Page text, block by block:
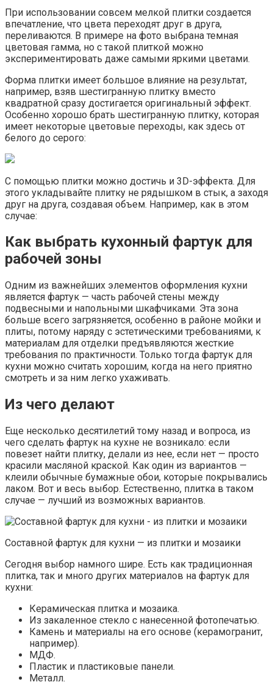
При использовании совсем мелкой плитки создается
впечатление, что цвета переходят друг в друга,
переливаются. В примере на фото выбрана темная
цветовая гамма, но с такой плиткой можно
экспериментировать даже самыми яркими цветами.
Форма плитки имеет большое влияние на результат,
например, взяв шестигранную плитку вместо
квадратной сразу достигается оригинальный эффект.
Особенно хорошо брать шестигранную плитку, которая
имеет некоторые цветовые переходы, как здесь от
белого до серого:
С помощью плитки можно достичь и 3D-эффекта. Для
этого укладывайте плитку не рядышком в стык, а заходя
друг на друга, создавая объем. Например, как в этом
случае:
Как выбрать кухонный фартук для
рабочей зоны
Одним из важнейших элементов оформления кухни
является фартук — часть рабочей стены между
подвесными и напольными шкафчиками. Эта зона
больше всего загрязняется, особенно в районе мойки и
плиты, потому наряду с эстетическими требованиями, к
материалам для отделки предъявляются жесткие
требования по практичности. Только тогда фартук для
кухни можно считать хорошим, когда на него приятно
смотреть и за ним легко ухаживать.
Из чего делают
Еще несколько десятилетий тому назад и вопроса, из
чего сделать фартук на кухне не возникало: если
повезет найти плитку, делали из нее, если нет — просто
красили масляной краской. Как один из вариантов —
клеили обычные бумажные обои, которые покрывались
лаком. Вот и весь выбор. Естественно, плитка в таком
случае — лучший из возможных вариантов.
Составной фартук для кухни — из плитки и мозаики
Сегодня выбор намного шире. Есть как традиционная
плитка, так и много других материалов на фартук для
кухни:
Керамическая плитка и мозаика.
Из закаленное стекло с нанесенной фотопечатью.
Камень и материалы на его основе (керамогранит,
например).
МДФ.
Пластик и пластиковые панели.
Металл.